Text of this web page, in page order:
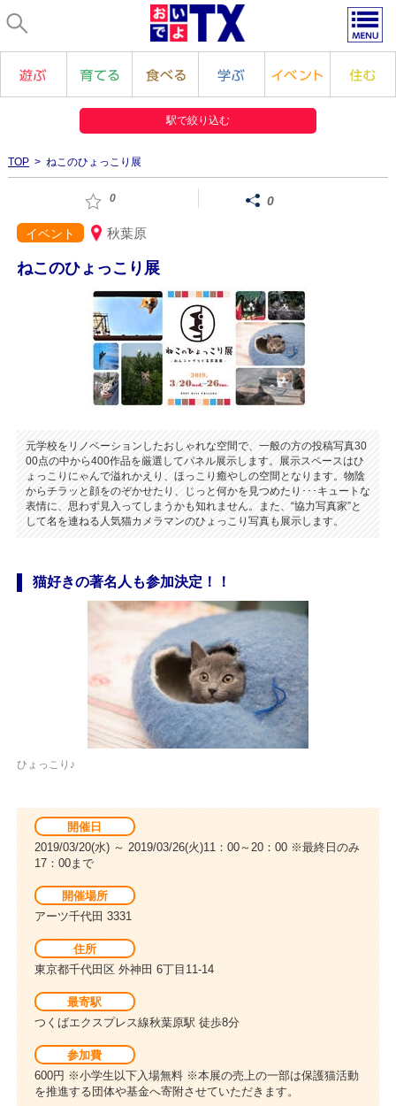
駅で絞り込む
TOP> ねこのひょっこり展
0 0
イベント 秋葉原
ねこのひょっこり展
元学校をリノベーションしたおしゃれな空間で、一般の方の投稿写真30
00点の中から400作品を厳選してパネル展示します。展示スペースはひ
ょっこりにゃんで溢れかえり、ほっこり癒やしの空間となります。物陰
からチラッと顔をのぞかせたり、じっと何かを見つめたり･･･キュートな
表情に、思わず見入ってしまうかも知れません。また、“協力写真家”と
して名を連ねる人気猫カメラマンのひょっこり写真も展示します。
猫好きの著名人も参加決定！！
ひょっこり♪
開催日
2019/03/20(水) ～ 2019/03/26(火)11：00～20：00 ※最終日のみ
17：00まで
開催場所
アーツ千代田 3331
住所
東京都千代田区 外神田 6丁目11-14
最寄駅
つくばエクスプレス線秋葉原駅 徒歩8分
参加費
600円 ※小学生以下入場無料 ※本展の売上の一部は保護猫活動
を推進する団体や基金へ寄附させていただきます。